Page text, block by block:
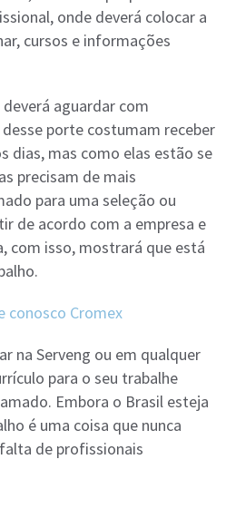
onde deverá colocar a
cursos e informações
aguardar com
porte costumam receber
dias, mas como elas estão se
precisam de mais
para uma seleção ou
de acordo com a empresa e
com isso, mostrará que está
conosco Cromex
na Serveng ou em qualquer
para o seu trabalhe
Embora o Brasil esteja
é uma coisa que nunca
de profissionais